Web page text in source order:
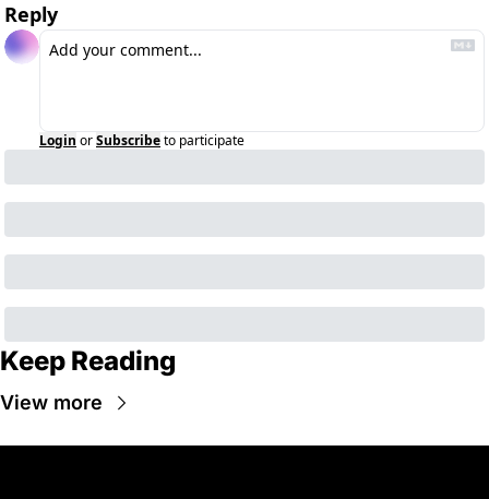
Reply
Login orSubscribeto participate
Keep Reading
View more